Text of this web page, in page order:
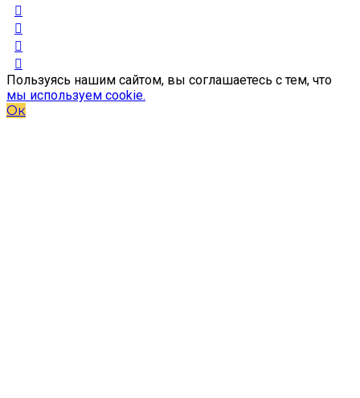
Пользуясь нашим сайтом, вы соглашаетесь с тем, что
мы используем cookie.
Ок